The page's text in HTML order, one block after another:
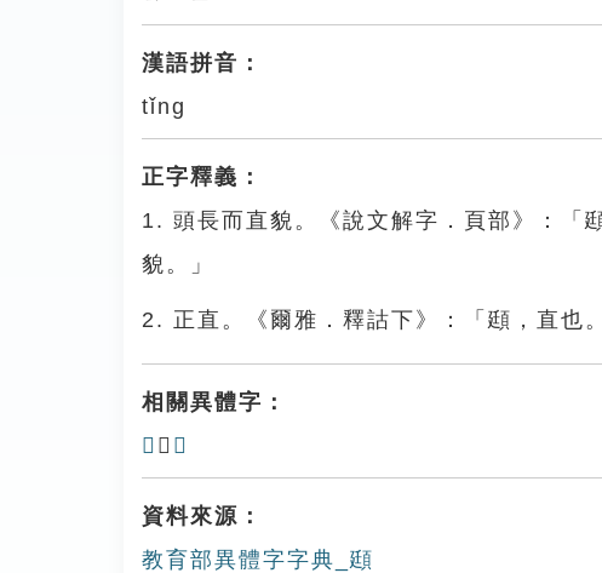
漢語拼音：
tǐng
正字釋義：
1. 頭長而直貌。《說文解字．頁部》：「
貌。」
2. 正直。《爾雅．釋詁下》：「頲，直也
相關異體字：
𩑙 、 𩒞
資料來源：
教育部異體字字典_頲